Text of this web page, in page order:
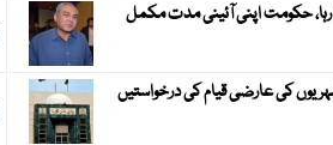
رہا، حکومت اپنی آئینی مدت مکمل
کی عارضی قیام کی درخواستیں